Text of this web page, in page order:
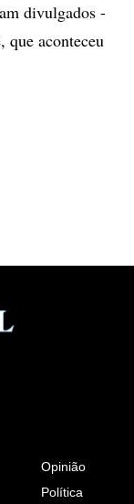
divulgados -
que aconteceu
Opinião
Política